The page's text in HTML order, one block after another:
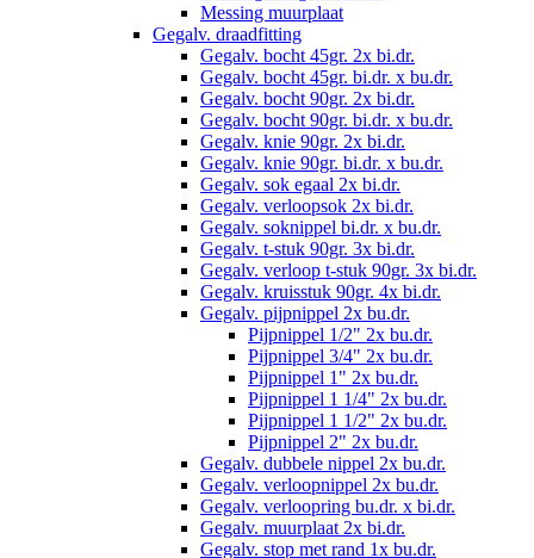
Messing muurplaat
Gegalv. draadfitting
Gegalv. bocht 45gr. 2x bi.dr.
Gegalv. bocht 45gr. bi.dr. x bu.dr.
Gegalv. bocht 90gr. 2x bi.dr.
Gegalv. bocht 90gr. bi.dr. x bu.dr.
Gegalv. knie 90gr. 2x bi.dr.
Gegalv. knie 90gr. bi.dr. x bu.dr.
Gegalv. sok egaal 2x bi.dr.
Gegalv. verloopsok 2x bi.dr.
Gegalv. soknippel bi.dr. x bu.dr.
Gegalv. t-stuk 90gr. 3x bi.dr.
Gegalv. verloop t-stuk 90gr. 3x bi.dr.
Gegalv. kruisstuk 90gr. 4x bi.dr.
Gegalv. pijpnippel 2x bu.dr.
Pijpnippel 1/2" 2x bu.dr.
Pijpnippel 3/4" 2x bu.dr.
Pijpnippel 1" 2x bu.dr.
Pijpnippel 1 1/4" 2x bu.dr.
Pijpnippel 1 1/2" 2x bu.dr.
Pijpnippel 2" 2x bu.dr.
Gegalv. dubbele nippel 2x bu.dr.
Gegalv. verloopnippel 2x bu.dr.
Gegalv. verloopring bu.dr. x bi.dr.
Gegalv. muurplaat 2x bi.dr.
Gegalv. stop met rand 1x bu.dr.